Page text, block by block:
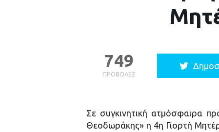
ΠΡΟΒΟΛΈΣ
749
Σε συγκινητική ατμόσφαιρα
Θεοδωράκης» η 4η Γιορτή